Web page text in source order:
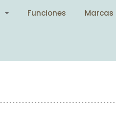
Funciones Marcas